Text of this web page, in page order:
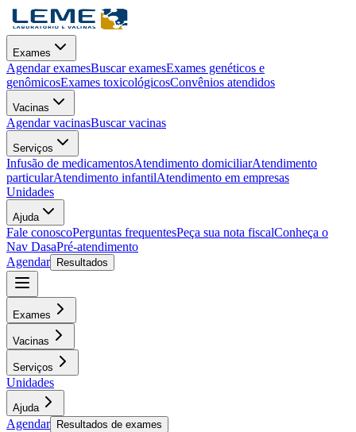
Exames
Agendar examesBuscar examesExames genéticos e
genômicosExames toxicológicosConvênios atendidos
Vacinas
Agendar vacinasBuscar vacinas
Serviços
Infusão de medicamentosAtendimento domiciliarAtendimento
particularAtendimento infantilAtendimento em empresas
Unidades
Ajuda
Fale conoscoPerguntas frequentesPeça sua nota fiscalConheça o
Nav DasaPré-atendimento
Agendar
Resultados
Exames
Vacinas
Serviços
Unidades
Ajuda
Agendar Resultados de exames